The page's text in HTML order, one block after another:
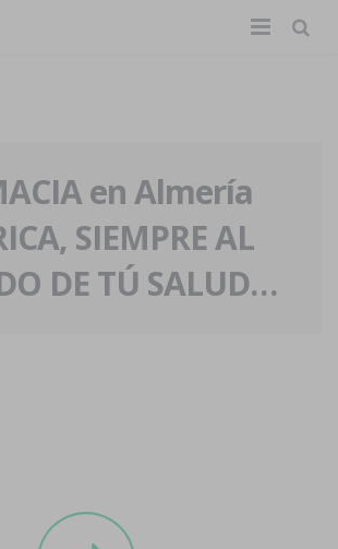
en Almería
SIEMPRE AL
DE TÚ SALUD…